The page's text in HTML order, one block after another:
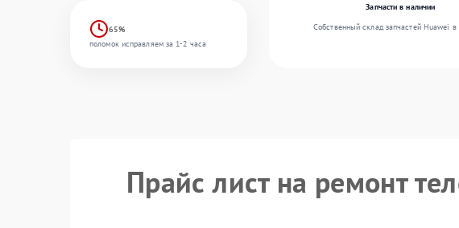
65%
поломок исправляем за 1-2 часа
Запчасти в наличии
Собственный склад запчастей Huawei
Прайс лист на ремонт